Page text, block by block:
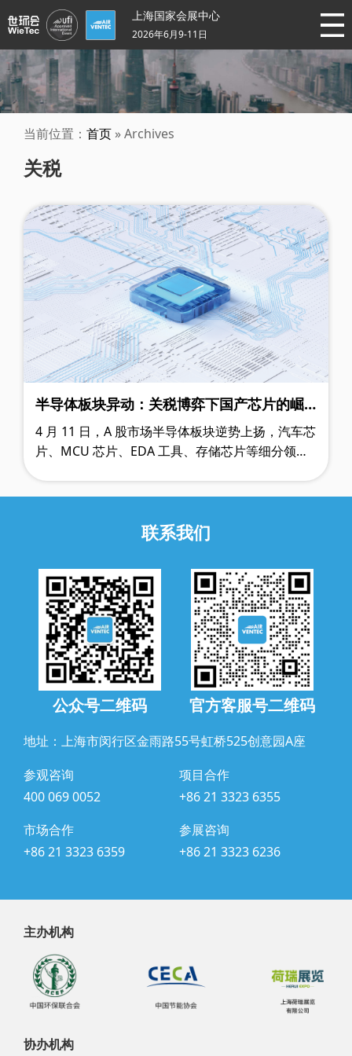
上海国家会展中心
2026年6月9-11日
当前位置： 首页 » Archives
关税
半导体板块异动：关税博弈下国产芯片的崛
起机遇
4 月 11 日，A 股市场半导体板块逆势上扬，汽车芯
片、MCU 芯片、EDA 工具、存储芯片等细分领域
联系我们
公众号二维码 官方客服号二维码
地址：上海市闵行区金雨路55号虹桥525创意园A座
参观咨询
400 069 0052
项目合作
+86 21 3323 6355
市场合作
+86 21 3323 6359
参展咨询
+86 21 3323 6236
主办机构
协办机构